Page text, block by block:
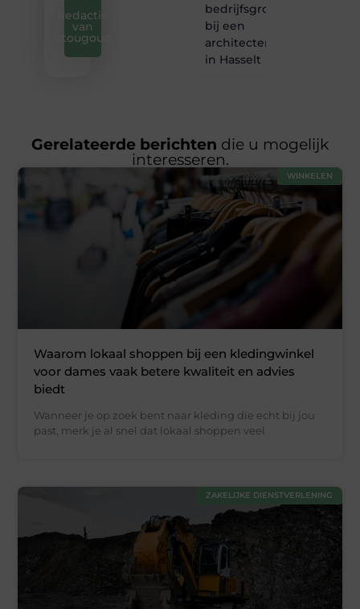
Redactie
van
iztougoud
bedrijfsgroei
bij een
architectenbureau
in Hasselt
Gerelateerde berichten die u mogelijk
interesseren.
WINKELEN
Waarom lokaal shoppen bij een kledingwinkel
voor dames vaak betere kwaliteit en advies
biedt
Wanneer je op zoek bent naar kleding die echt bij jou
past, merk je al snel dat lokaal shoppen veel
ZAKELIJKE DIENSTVERLENING